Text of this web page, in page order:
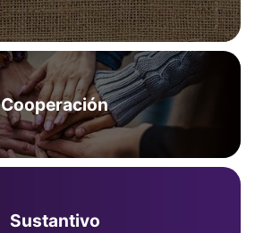
Cooperación
Sustantivo